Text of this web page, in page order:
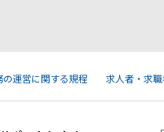
の運営に関する規程 求人者・求